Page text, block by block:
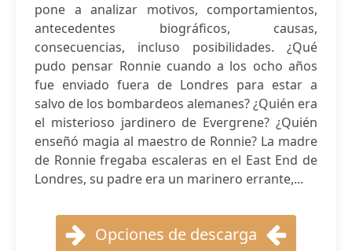
pone a analizar motivos, comportamientos,
antecedentes biográficos, causas,
consecuencias, incluso posibilidades. ¿Qué
pudo pensar Ronnie cuando a los ocho años
fue enviado fuera de Londres para estar a
salvo de los bombardeos alemanes? ¿Quién era
el misterioso jardinero de Evergrene? ¿Quién
enseñó magia al maestro de Ronnie? La madre
de Ronnie fregaba escaleras en el East End de
Londres, su padre era un marinero errante,...
Opciones de descarga